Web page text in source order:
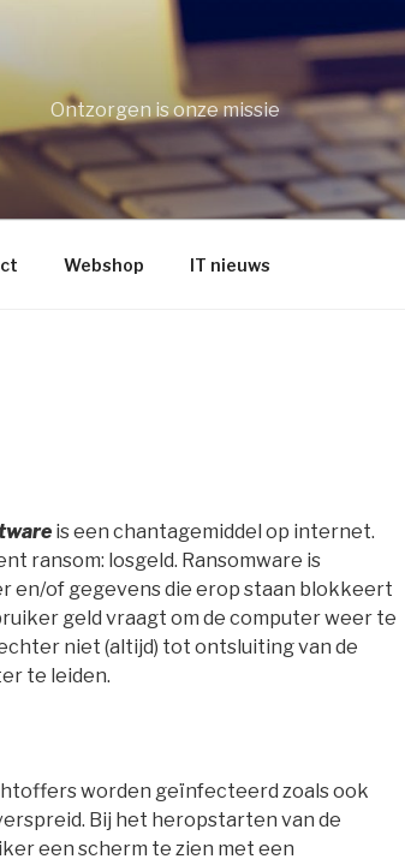
Ontzorgen is onze missie
Webshop IT nieuws
is een chantagemiddel op internet.
ransom: losgeld. Ransomware is
en/of gegevens die erop staan blokkeert
geld vraagt om de computer weer te
niet (altijd) tot ontsluiting van de
te leiden.
worden geïnfecteerd zoals ook
Bij het heropstarten van de
een scherm te zien met een